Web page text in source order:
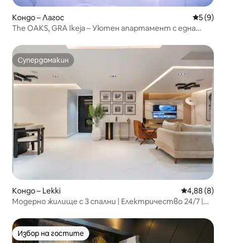
Кондо – Лагос Средна
5 (9)
The OAKS, GRA Ikeja – Уютен апартамент с една
Супердомакин
Супердомакин
Кондо – Lekki Средна
4,88 (8)
Модерно жилище с 3 спални | Електричество 24/7 |
Избор на гостите
Избор на гостите